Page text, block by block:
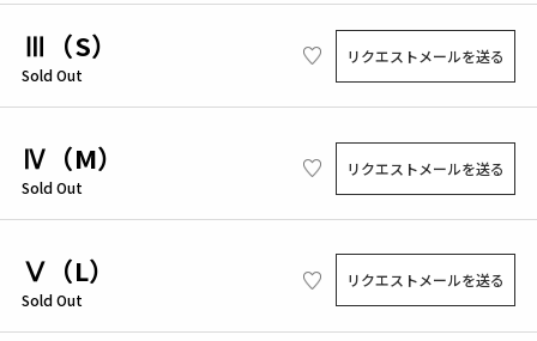
Ⅲ（S）
Sold Out
リクエストメールを送る
Ⅳ（M）
Sold Out
リクエストメールを送る
Ⅴ（L）
Sold Out
リクエストメールを送る